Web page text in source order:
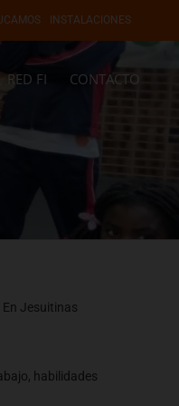
INSTALACIONES
RED FI CONTACTO
Jesuitinas
habilidades